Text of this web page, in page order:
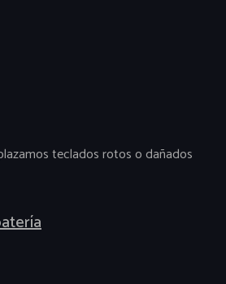
teclados rotos o dañados